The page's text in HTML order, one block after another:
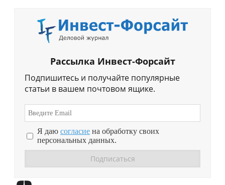
Рассылка Инвест-Форсайт
Подпишитесь и получайте популярные
статьи в вашем почтовом ящике.
Я даю согласие на обработку своих
персональных данных.